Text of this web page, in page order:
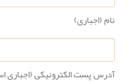
نام (اجباری)
آدرس پست الکترونیکی (اجباری